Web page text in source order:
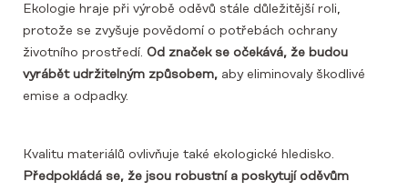
Ekologie hraje při výrobě oděvů stále důležitější roli,
protože se zvyšuje povědomí o potřebách ochrany
životního prostředí. Od značek se očekává, že budou
vyrábět udržitelným způsobem, aby eliminovaly škodlivé
emise a odpadky.
Kvalitu materiálů ovlivňuje také ekologické hledisko.
Předpokládá se, že jsou robustní a poskytují oděvům